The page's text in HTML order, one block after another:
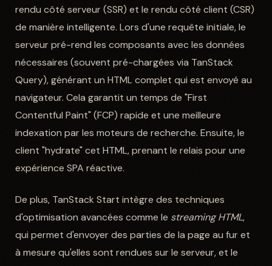
rendu côté serveur (SSR) et le rendu côté client (CSR)
de manière intelligente. Lors d'une requête initiale, le
serveur pré-rend les composants avec les données
nécessaires (souvent pré-chargées via TanStack
Query), générant un HTML complet qui est envoyé au
navigateur. Cela garantit un temps de "First
Contentful Paint" (FCP) rapide et une meilleure
indexation par les moteurs de recherche. Ensuite, le
client "hydrate" cet HTML, prenant le relais pour une
expérience SPA réactive.
De plus, TanStack Start intègre des techniques
d'optimisation avancées comme le streaming HTML,
qui permet d'envoyer des parties de la page au fur et
à mesure qu'elles sont rendues sur le serveur, et le